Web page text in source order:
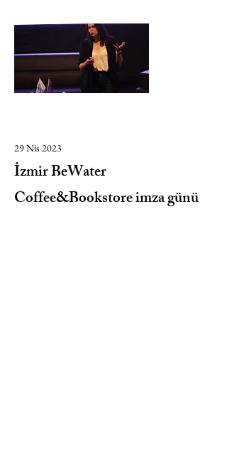
29 Nis 2023
İzmir BeWater
Coffee&Bookstore imza günü